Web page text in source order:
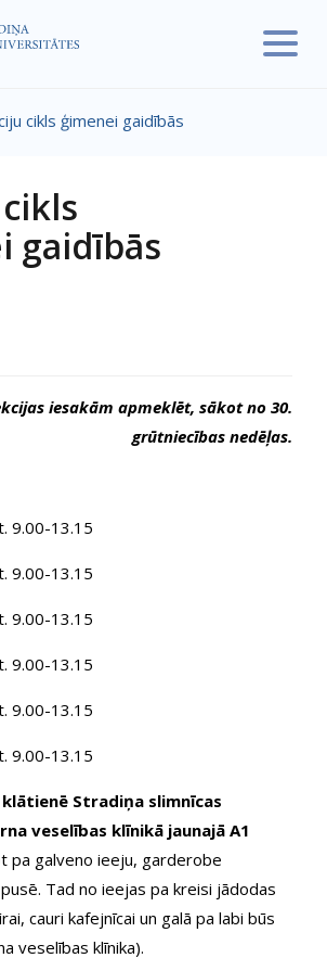
cikls ģimenei gaidībās
gaidībās
iesakām apmeklēt, sākot no 30.
grūtniecības nedēļas.
9.00-13.15
9.00-13.15
9.00-13.15
9.00-13.15
9.00-13.15
9.00-13.15
Stradiņa slimnīcas
veselības klīnikā jaunajā A1
pa galveno ieeju, garderobe
Tad no ieejas pa kreisi jādodas
cauri kafejnīcai un galā pa labi būs
veselības klīnika).